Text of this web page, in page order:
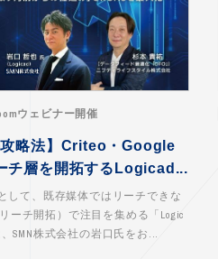
ウェビナー開催
攻略法】Criteo・Google
チ層を開拓するLogicad...
して、既存媒体ではリーチできな
ーチ開拓）で注目を集める「Logic
SMN株式会社の岩口氏をお...